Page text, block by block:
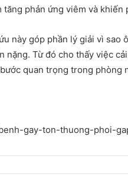
phản ứng viêm và khiến
này góp phần lý giải vì sao
nặng. Từ đó cho thấy việc
quan trọng trong phòng
gay-ton-thuong-phoi-